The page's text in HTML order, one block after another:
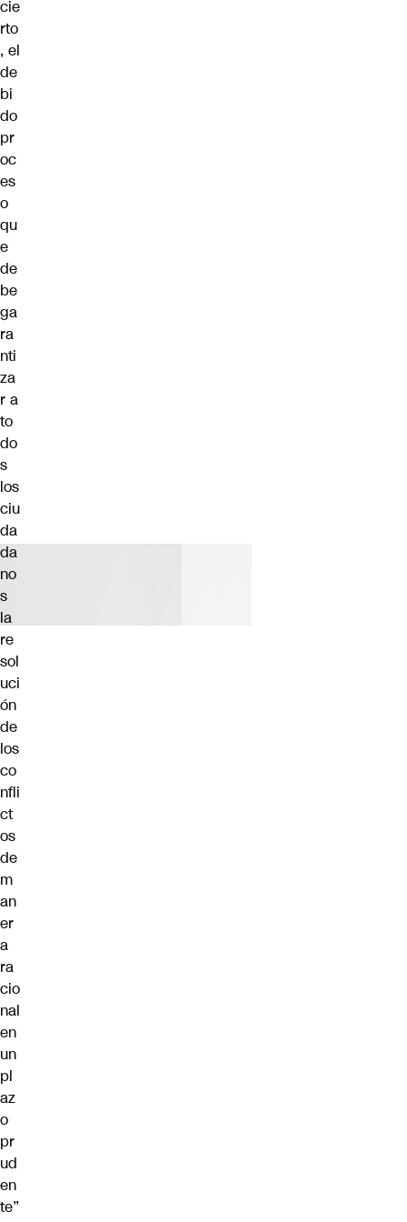
cie
rto
, el
de
bi
do
pr
oc
es
o
qu
e
de
be
ga
ra
nti
za
r a
to
do
s
los
ciu
da
da
no
s
la
re
sol
uci
ón
de
los
co
nfli
ct
os
de
m
an
er
a
ra
cio
nal
en
un
pl
az
o
pr
ud
en
te”